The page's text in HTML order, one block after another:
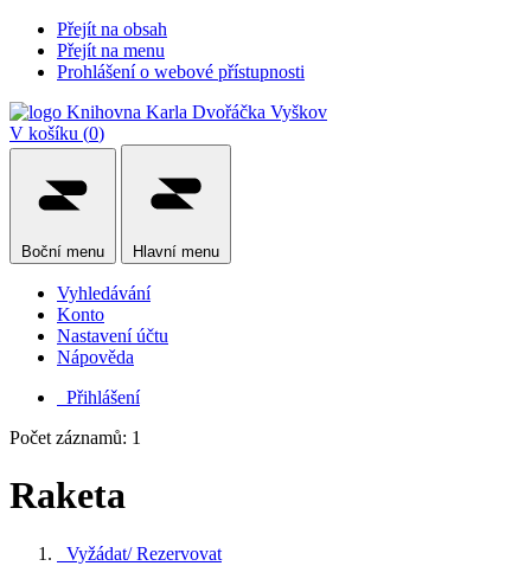
Přejít na obsah
Přejít na menu
Prohlášení o webové přístupnosti
V košíku (0)
Boční menu Hlavní menu
Vyhledávání
Konto
Nastavení účtu
Nápověda
Přihlášení
Počet záznamů: 1
Raketa
Vyžádat/ Rezervovat